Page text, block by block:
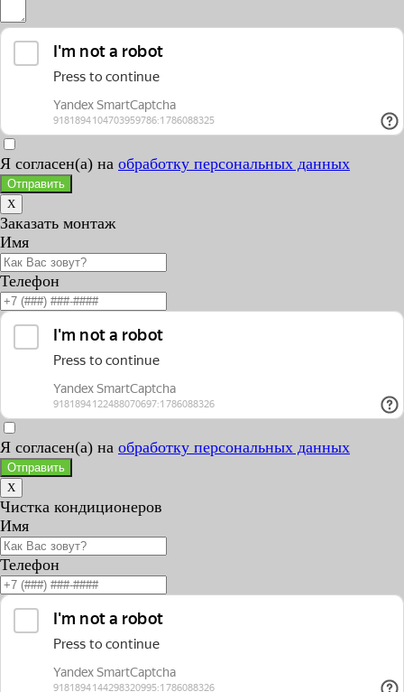
Я согласен(а) на обработку персональных данных
Отправить
X
Заказать монтаж
Имя
Телефон
Я согласен(а) на обработку персональных данных
Отправить
X
Чистка кондиционеров
Имя
Телефон